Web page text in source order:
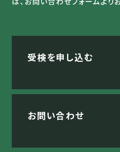
受検を申し込む
お問い合わせ